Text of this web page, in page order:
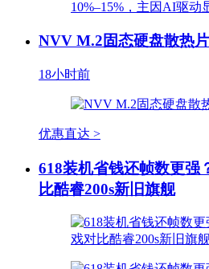
NVV M.2固态硬盘散热
18小时前
优惠直达 >
618装机省钱还帧数更强
比酷睿200s新旧旗舰